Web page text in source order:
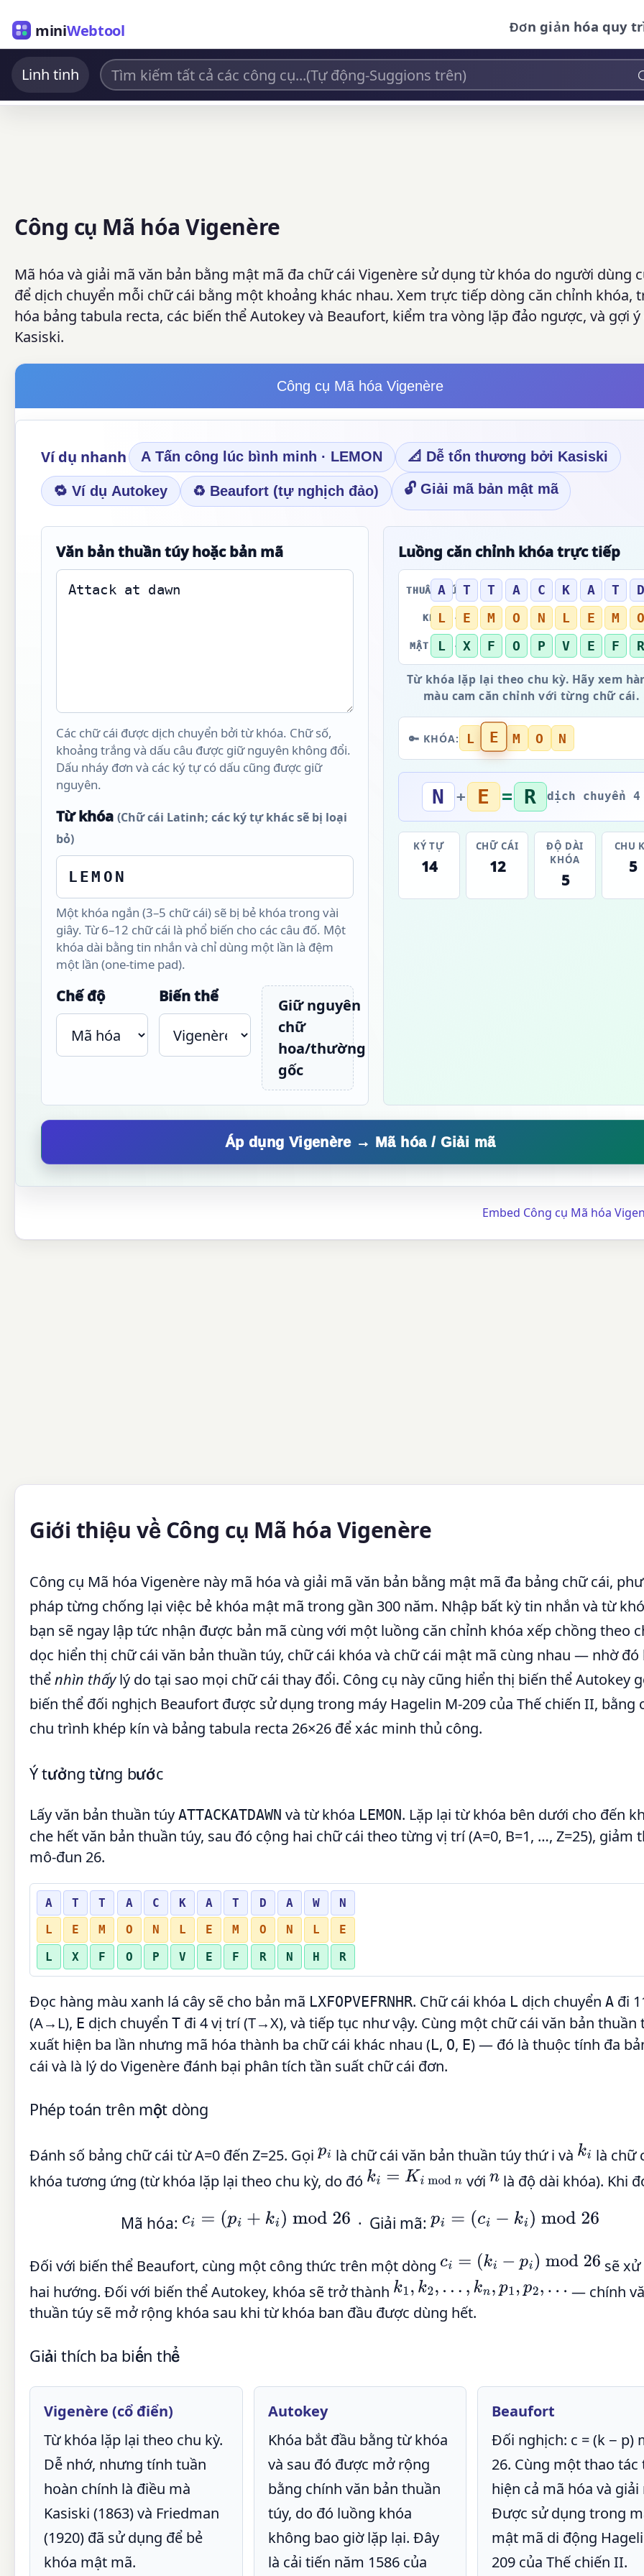
miniWebtool Đơn giản hóa quy
Linh tinh
Công cụ Mã hóa Vigenère
Mã hóa và giải mã văn bản bằng mật mã đa chữ cái Vigenère sử dụng từ khóa do người dùng
để dịch chuyển mỗi chữ cái bằng một khoảng khác nhau. Xem trực tiếp dòng căn chỉnh khóa,
hóa bảng tabula recta, các biến thể Autokey và Beaufort, kiểm tra vòng lặp đảo ngược, và gợi
Kasiski.
Công cụ Mã hóa Vigenère
Ví dụ nhanh A Tấn công lúc bình minh · LEMON 📐 Dễ tổn thương bởi Kasiski
🔁 Ví dụ Autokey ♻ Beaufort (tự nghịch đảo) 🔓 Giải mã bản mật mã
Văn bản thuần túy hoặc bản mã
Các chữ cái được dịch chuyển bởi từ khóa. Chữ số,
khoảng trắng và dấu câu được giữ nguyên không đổi.
Dấu nháy đơn và các ký tự có dấu cũng được giữ
nguyên.
Từ khóa (Chữ cái Latinh; các ký tự khác sẽ bị loại
bỏ)
Một khóa ngắn (3–5 chữ cái) sẽ bị bẻ khóa trong vài
giây. Từ 6–12 chữ cái là phổ biến cho các câu đố. Một
khóa dài bằng tin nhắn và chỉ dùng một lần là đệm
một lần (one-time pad).
Chế độ Biến thể
Giữ nguyên
chữ
hoa/thường
gốc
Luồng căn chỉnh khóa trực tiếp
THUẦN TÚY →
A T T A C K A T D
KHÓA →
L E M O N L E M O
MẬT MÃ →
L X F O P V E F R
Từ khóa lặp lại theo chu kỳ. Hãy xem
màu cam căn chỉnh với từng chữ cái.
🔑 KHÓA: L E M O N
N + E = R dịch chuyển 4
KÝ TỰ
14
CHỮ CÁI
12
ĐỘ DÀI
KHÓA
5
CHU
5
Áp dụng Vigenère → Mã hóa / Giải mã
Embed Công cụ Mã hóa
Giới thiệu về Công cụ Mã hóa Vigenère
Công cụ Mã hóa Vigenère này mã hóa và giải mã văn bản bằng mật mã đa bảng chữ cái,
pháp từng chống lại việc bẻ khóa mật mã trong gần 300 năm. Nhập bất kỳ tin nhắn và từ
bạn sẽ ngay lập tức nhận được bản mã cùng với một luồng căn chỉnh khóa xếp chồng theo
dọc hiển thị chữ cái văn bản thuần túy, chữ cái khóa và chữ cái mật mã cùng nhau — nhờ đó
thểnhìn thấylý do tại sao mọi chữ cái thay đổi. Công cụ này cũng hiển thị biến thể Autokey
biến thể đối nghịch Beaufort được sử dụng trong máy Hagelin M-209 của Thế chiến II, bằng
chu trình khép kín và bảng tabula recta 26×26 để xác minh thủ công.
Ý tưởng từng bước
Lấy văn bản thuần túy ATTACKATDAWN và từ khóa LEMON. Lặp lại từ khóa bên dưới cho đến
che hết văn bản thuần túy, sau đó cộng hai chữ cái theo từng vị trí (A=0, B=1, …, Z=25), giảm
mô-đun 26.
A
L
L
T
E
X
T
M
F
A
O
O
C
N
P
K
L
V
A
E
E
T
M
F
D
O
R
A
N
N
W
L
H
N
E
R
Đọc hàng màu xanh lá cây sẽ cho bản mã LXFOPVEFRNHR. Chữ cái khóa L dịch chuyển A đi
(A→L), E dịch chuyển T đi 4 vị trí (T→X), và tiếp tục như vậy. Cùng một chữ cái văn bản thuần
xuất hiện ba lần nhưng mã hóa thành ba chữ cái khác nhau (L, O, E) — đó là thuộc tính đa
cái và là lý do Vigenère đánh bại phân tích tần suất chữ cái đơn.
Phép toán trên một dòng
Đánh số bảng chữ cái từ A=0 đến Z=25. Gọi pi là chữ cái văn bản thuần túy thứ i và ki là chữ
khóa tương ứng (từ khóa lặp lại theo chu kỳ, do đó ki= Kimodn với n là độ dài khóa). Khi
Mã hóa: ci= (p +ki) mod26 · Giải mã: pi=(ci −ki) mod26
Đối với biến thể Beaufort, cùng một công thức trên một dòng ci= (k −pi) mod26
sẽ xử
hai hướng. Đối với biến thể Autokey, khóa sẽ trở thành k1 ,k2,… , k n ,p1,p 2,…
— chính
thuần túy sẽ mở rộng khóa sau khi từ khóa ban đầu được dùng hết.
Giải thích ba biến thể
Vigenère (cổ điển)
Từ khóa lặp lại theo chu kỳ.
Dễ nhớ, nhưng tính tuần
hoàn chính là điều mà
Kasiski (1863) và Friedman
(1920) đã sử dụng để bẻ
khóa mật mã.
Autokey
Khóa bắt đầu bằng từ khóa
và sau đó được mở rộng
bằng chính văn bản thuần
túy, do đó luồng khóa
không bao giờ lặp lại. Đây
là cải tiến năm 1586 của
Beaufort
Đối nghịch: c = (k − p)
26. Cùng một thao tác
hiện cả mã hóa và giải
Được sử dụng trong
mật mã di động
209 của Thế chiến II.